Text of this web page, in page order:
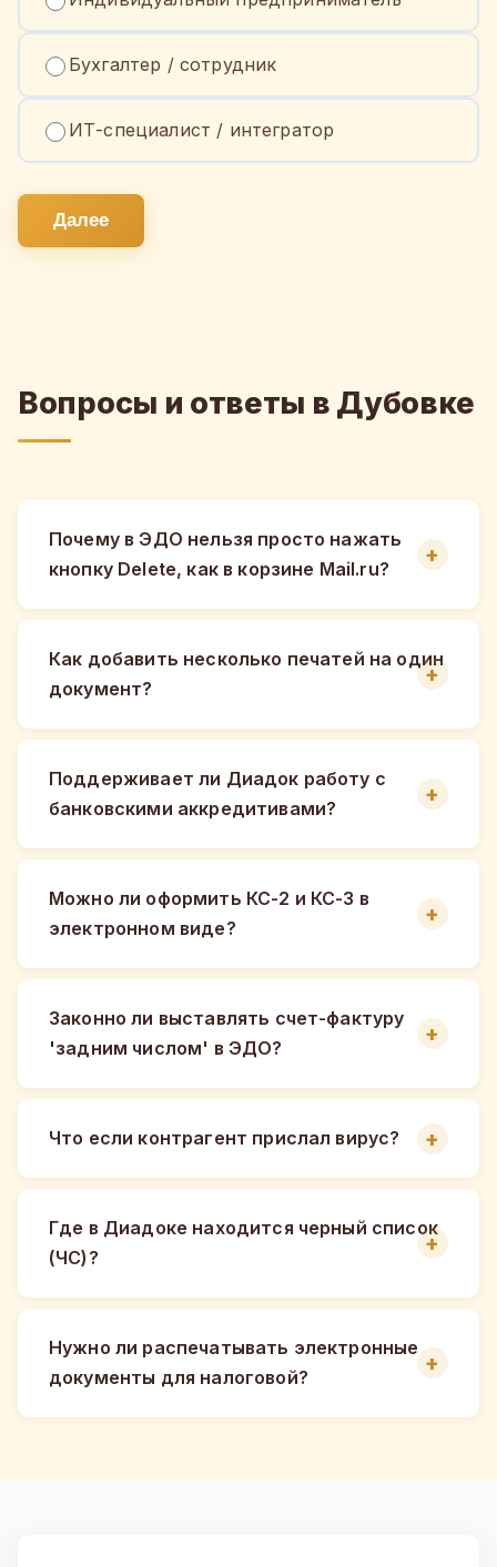
Бухгалтер / сотрудник
ИТ-специалист / интегратор
Далее
Вопросы и ответы в Дубовке
Почему в ЭДО нельзя просто нажать
кнопку Delete, как в корзине Mail.ru?
Как добавить несколько печатей на один
документ?
Поддерживает ли Диадок работу с
банковскими аккредитивами?
Можно ли оформить КС-2 и КС-3 в
электронном виде?
Законно ли выставлять счет-фактуру
'задним числом' в ЭДО?
Что если контрагент прислал вирус?
Где в Диадоке находится черный список
(ЧС)?
Нужно ли распечатывать электронные
документы для налоговой?